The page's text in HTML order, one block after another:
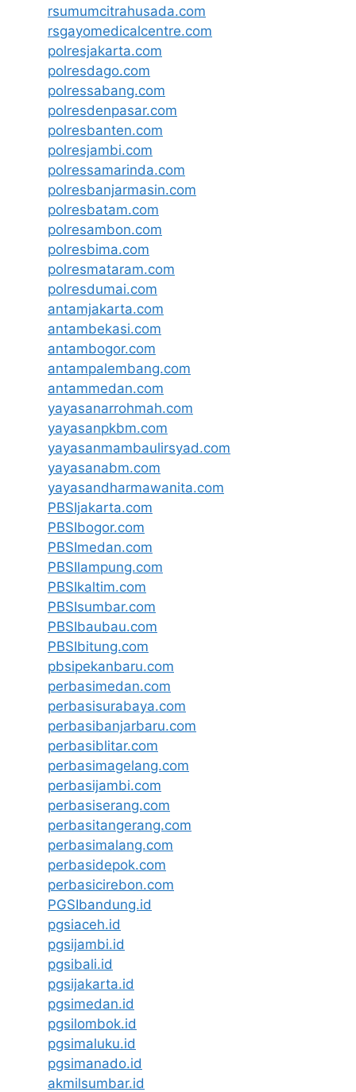
rsumumcitrahusada.com
rsgayomedicalcentre.com
polresjakarta.com
polresdago.com
polressabang.com
polresdenpasar.com
polresbanten.com
polresjambi.com
polressamarinda.com
polresbanjarmasin.com
polresbatam.com
polresambon.com
polresbima.com
polresmataram.com
polresdumai.com
antamjakarta.com
antambekasi.com
antambogor.com
antampalembang.com
antammedan.com
yayasanarrohmah.com
yayasanpkbm.com
yayasanmambaulirsyad.com
yayasanabm.com
yayasandharmawanita.com
PBSIjakarta.com
PBSIbogor.com
PBSImedan.com
PBSIlampung.com
PBSIkaltim.com
PBSIsumbar.com
PBSIbaubau.com
PBSIbitung.com
pbsipekanbaru.com
perbasimedan.com
perbasisurabaya.com
perbasibanjarbaru.com
perbasiblitar.com
perbasimagelang.com
perbasijambi.com
perbasiserang.com
perbasitangerang.com
perbasimalang.com
perbasidepok.com
perbasicirebon.com
PGSIbandung.id
pgsiaceh.id
pgsijambi.id
pgsibali.id
pgsijakarta.id
pgsimedan.id
pgsilombok.id
pgsimaluku.id
pgsimanado.id
akmilsumbar.id